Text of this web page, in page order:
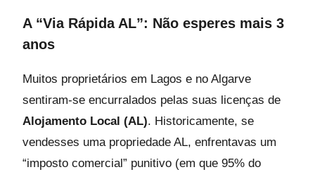
A “Via Rápida AL”: Não esperes mais 3
anos
Muitos proprietários em Lagos e no Algarve
sentiram-se encurralados pelas suas licenças de
Alojamento Local (AL). Historicamente, se
vendesses uma propriedade AL, enfrentavas um
“imposto comercial” punitivo (em que 95% do